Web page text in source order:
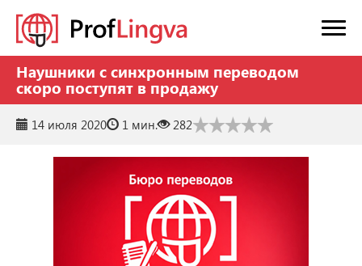
Наушники с синхронным переводом
скоро поступят в продажу
14 июля 2020 1 мин. 282